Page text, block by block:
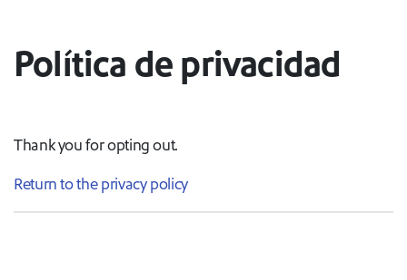
Política de privacidad
Thank you for opting out.
Return to the privacy policy